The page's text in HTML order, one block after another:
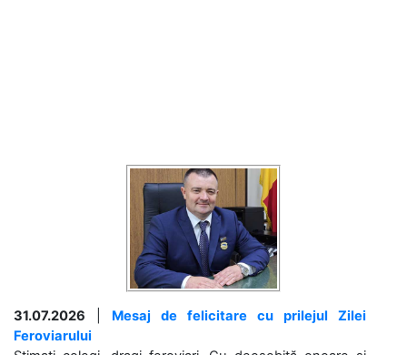
31.07.2026
Mesaj de felicitare cu prilejul Zilei
Feroviarului